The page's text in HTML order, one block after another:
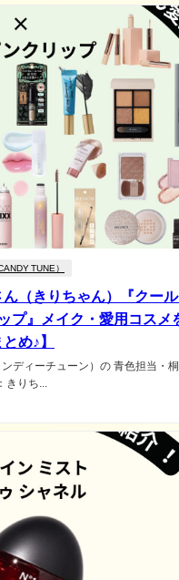
TUNE）
（きりちゃん）『クール
プ』メイク・愛用コスメ
め♪】
ディーチューン）の 青色担当・
りち...